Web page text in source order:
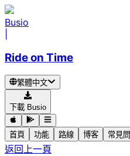
Busio
Ride on Time
繁體中文
下載 Busio
首頁 功能 路線 博客 常見
返回上一頁